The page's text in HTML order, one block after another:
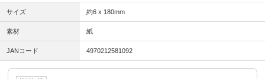
サイズ 約6 x 180mm
素材 紙
JANコード 4970212581092